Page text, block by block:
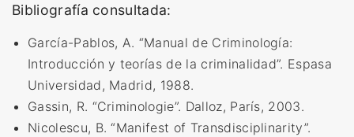
Bibliografía consultada:
García-Pablos, A. “Manual de Criminología:
Introducción y teorías de la criminalidad”. Espasa
Universidad, Madrid, 1988.
Gassin, R. “Criminologie”. Dalloz, París, 2003.
Nicolescu, B. “Manifest of Transdisciplinarity”.